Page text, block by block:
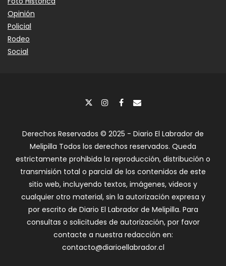
Opinión
Policial
Rodeo
Social
Derechos Reservados © 2025 - Diario El Labrador de
Melipilla Todos los derechos reservados. Queda
estrictamente prohibida la reproducción, distribución o
transmisión total o parcial de los contenidos de este
sitio web, incluyendo textos, imágenes, videos y
cualquier otro material, sin la autorización expresa y
por escrito de Diario El Labrador de Melipilla. Para
consultas o solicitudes de autorización, por favor
contacte a nuestra redacción en:
contacto@diarioellabrador.cl